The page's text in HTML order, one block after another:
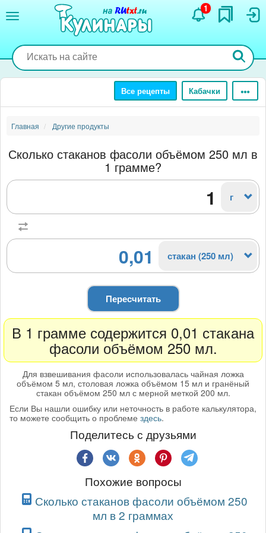
содержанию
1
Все рецепты Кабачки
Главная Другие продукты
Сколько стаканов фасоли объёмом 250 мл в
1 грамме?
г
0,01 стакан (250 мл)
Пересчитать
В 1 грамме содержится 0,01 стакана
фасоли объёмом 250 мл.
Для взвешивания фасоли использовалась чайная ложка
объёмом 5 мл, столовая ложка объёмом 15 мл и гранёный
стакан объёмом 250 мл с мерной меткой 200 мл.
Если Вы нашли ошибку или неточность в работе калькулятора,
то можете сообщить о проблеме здесь.
Поделитесь с друзьями
Похожие вопросы
Сколько стаканов фасоли объёмом 250
мл в 2 граммах